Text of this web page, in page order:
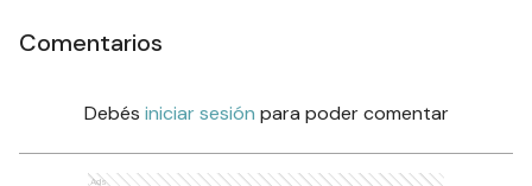
Comentarios
Debés iniciar sesión para poder comentar
Ads